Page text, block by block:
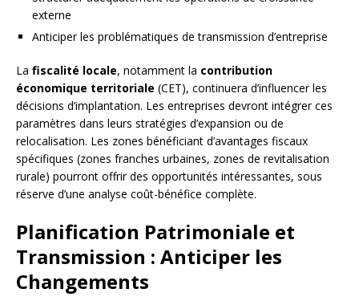
externe
Anticiper les problématiques de transmission d’entreprise
La fiscalité locale, notamment la contribution
économique territoriale (CET), continuera d’influencer les
décisions d’implantation. Les entreprises devront intégrer ces
paramètres dans leurs stratégies d’expansion ou de
relocalisation. Les zones bénéficiant d’avantages fiscaux
spécifiques (zones franches urbaines, zones de revitalisation
rurale) pourront offrir des opportunités intéressantes, sous
réserve d’une analyse coût-bénéfice complète.
Planification Patrimoniale et
Transmission : Anticiper les
Changements